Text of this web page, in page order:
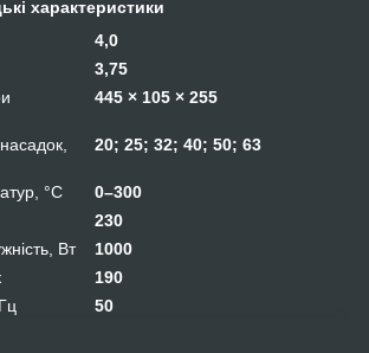
характеристики
4,0
3,75
445 × 105 × 255
20; 25; 32; 40; 50; 63
°С
0–300
230
Вт
1000
190
50